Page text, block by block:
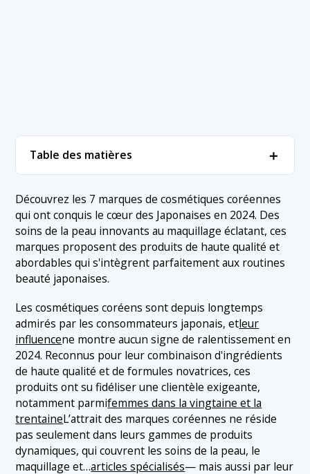
Table des matières ＋
1.1 1. Rom&nd
1.2 2. Étude
1.3 3. Clio
1.4 4. VT
1.5 5. Innisfree
1.6 6. Missha
1.7 7. Mediheal
2. Conclusion
Découvrez les 7 marques de cosmétiques coréennes
qui ont conquis le cœur des Japonaises en 2024. Des
soins de la peau innovants au maquillage éclatant, ces
marques proposent des produits de haute qualité et
abordables qui s'intègrent parfaitement aux routines
beauté japonaises.
Les cosmétiques coréens sont depuis longtemps
admirés par les consommateurs japonais, etleur
influencene montre aucun signe de ralentissement en
2024. Reconnus pour leur combinaison d'ingrédients
de haute qualité et de formules novatrices, ces
produits ont su fidéliser une clientèle exigeante,
notamment parmifemmes dans la vingtaine et la
trentaineL’attrait des marques coréennes ne réside
pas seulement dans leurs gammes de produits
dynamiques, qui couvrent les soins de la peau, le
maquillage et…articles spécialisés— mais aussi par leur